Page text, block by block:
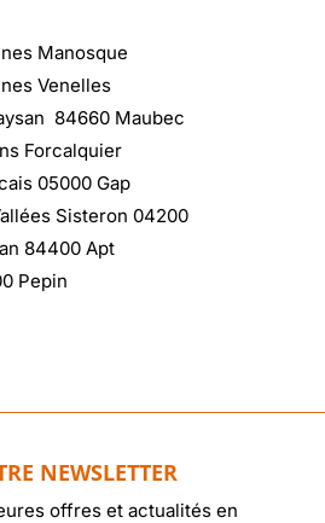
Manosque
Venelles
84660 Maubec
Forcalquier
05000 Gap
Sisteron 04200
84400 Apt
Pepin
NEWSLETTER
offres et actualités en